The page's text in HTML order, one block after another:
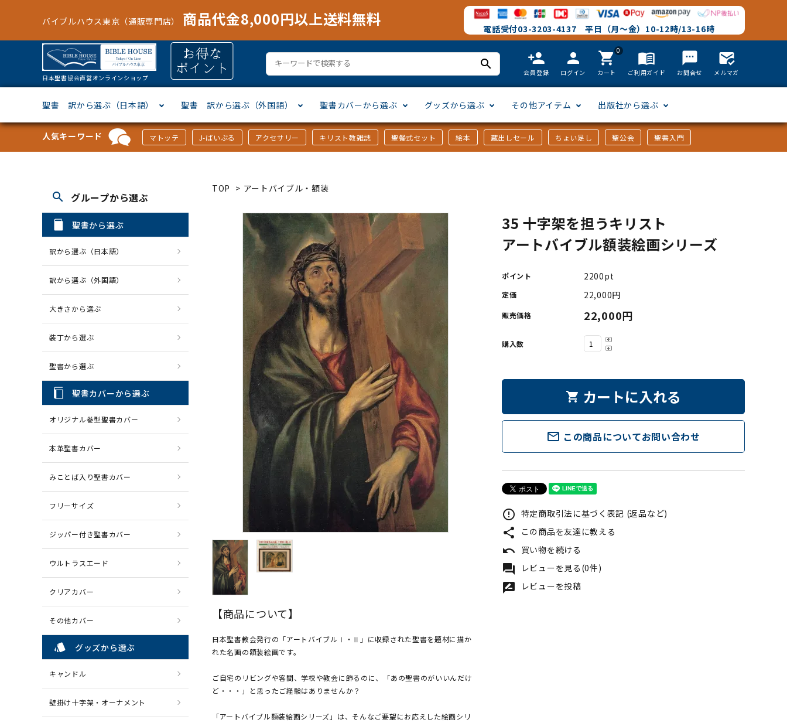
バイブルハウス東京（通販専門店） 商品代金8,000円以上送料無料 電話受付03-3203-4137 平日（月～金）10-12時/13-16時
日本聖書協会直営オンラインショップ
search person_add
会員登録
person
ログイン
0
shopping_cart
カート
menu_book
ご利用ガイド
textsms
お問合せ
mark_email_read
メルマガ
聖書 訳から選ぶ（日本語）
新改訳
聖書 訳から選ぶ（外国語）
ドイツ語
その他ヨーロッパ言語 その他アジアの言語 アフリカの言語
聖書カバーから選ぶ
ジッパー付き聖書カバー
グッズから選ぶ
パスケース・ネクタイピン
カード類 ステイショナリー DVD
CD・MP3 パソコンソフトCD-ROM
その他アイテム
聖書通読
クリスマス特集 手帳・カレンダー
出版社から選ぶ
「な行」から選ぶ
「わ行」から選ぶ
人気キーワード マトッテ J-ばいぶる アクセサリー キリスト教雑誌 聖餐式セット 絵本 蔵出しセール ちょい足し 聖公会 聖書入門
TOP > アートバイブル・額装
【商品について】
日本聖書教会発行の「アートバイブルⅠ・Ⅱ」に収録された聖書を題材に描か
れた名画の額装絵画です。
ご自宅のリビングや客間、学校や教会に飾るのに、「あの聖書のがいいんだけ
ど・・・」と思ったご経験はありませんか？
「アートバイブル額装絵画シリーズ」は、そんなご要望にお応えした絵画シリ
35 十字架を担うキリスト
アートバイブル額装絵画シリーズ
ポイント 2200pt
定価 22,000円
販売価格 22,000円
購入数
shopping_cart カートに入れる
mail_outline この商品についてお問い合わせ
error_outline 特定商取引法に基づく表記 (返品など)
share この商品を友達に教える
undo 買い物を続ける
forum レビューを見る(0件)
rate_review レビューを投稿
search グループから選ぶ
聖書から選ぶ
訳から選ぶ（日本語）
訳から選ぶ（外国語）
大きさから選ぶ
装丁から選ぶ
聖書から選ぶ
聖書カバーから選ぶ
オリジナル巻型聖書カバー
本革聖書カバー
みことば入り聖書カバー
フリーサイズ
ジッパー付き聖書カバー
ウルトラスエード
クリアカバー
その他カバー
style グッズから選ぶ
キャンドル
壁掛け十字架・オーナメント